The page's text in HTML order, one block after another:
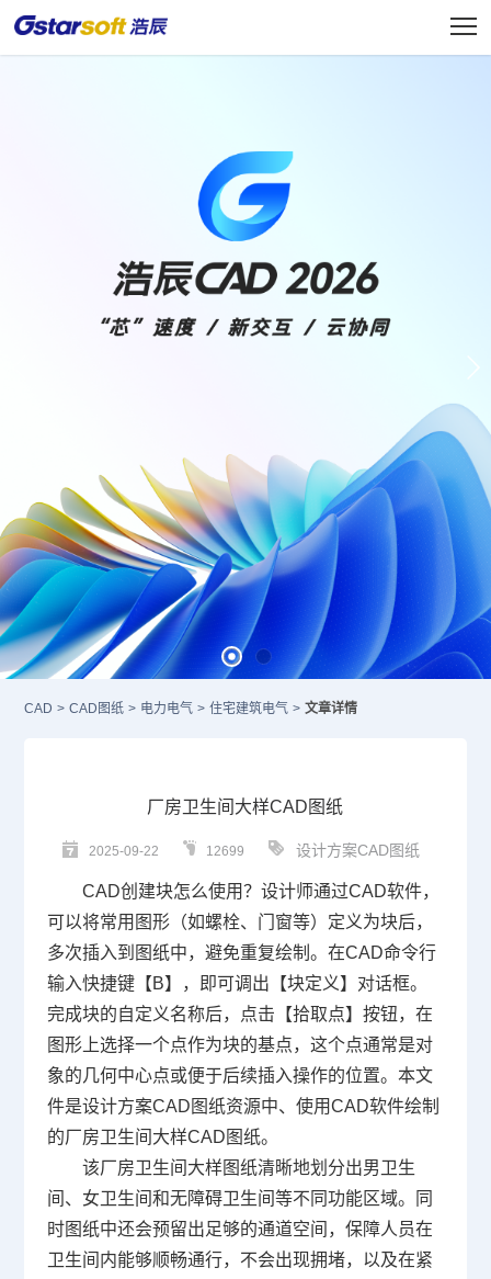
CAD > CAD图纸 > 电力电气 > 住宅建筑电气 > 文章详情
厂房卫生间大样CAD图纸
2025-09-22 12699 设计方案CAD图纸
CAD创建块怎么使用？设计师通过CAD软件，
可以将常用图形（如螺栓、门窗等）定义为块后，
多次插入到图纸中，避免重复绘制。在CAD命令行
输入快捷键【B】，即可调出【块定义】对话框。
完成块的自定义名称后，点击【拾取点】按钮，在
图形上选择一个点作为块的基点，这个点通常是对
象的几何中心点或便于后续插入操作的位置。本文
件是设计方案CAD图纸资源中、使用CAD软件绘制
的厂房卫生间大样CAD图纸。
该厂房卫生间大样图纸清晰地划分出男卫生
间、女卫生间和无障碍卫生间等不同功能区域。同
时图纸中还会预留出足够的通道空间，保障人员在
卫生间内能够顺畅通行，不会出现拥堵，以及在紧